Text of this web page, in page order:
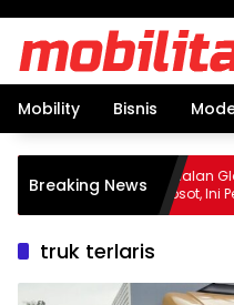
Mobility Bisnis
Breaking NewsPenjualan Global
Merosot, Ini
truk terlaris